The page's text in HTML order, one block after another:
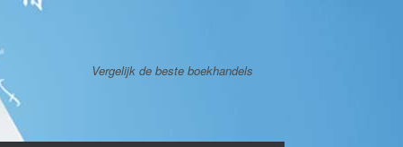
Vergelijk de beste boekhandels